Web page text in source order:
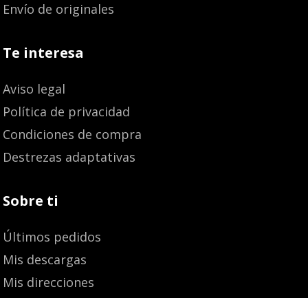
Envío de originales
Te interesa
Aviso legal
Política de privacidad
Condiciones de compra
Destrezas adaptativas
Sobre ti
Últimos pedidos
Mis descargas
Mis direcciones